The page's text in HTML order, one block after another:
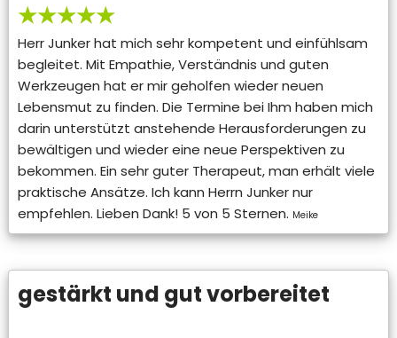
★★★★★
Herr Junker hat mich sehr kompetent und einfühlsam
begleitet. Mit Empathie, Verständnis und guten
Werkzeugen hat er mir geholfen wieder neuen
Lebensmut zu finden. Die Termine bei Ihm haben mich
darin unterstützt anstehende Herausforderungen zu
bewältigen und wieder eine neue Perspektiven zu
bekommen. Ein sehr guter Therapeut, man erhält viele
praktische Ansätze. Ich kann Herrn Junker nur
empfehlen. Lieben Dank! 5 von 5 Sternen. Meike
gestärkt und gut vorbereitet